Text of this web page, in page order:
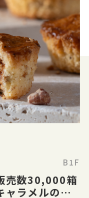
B1F
売数30,000箱
ャラメルのガ